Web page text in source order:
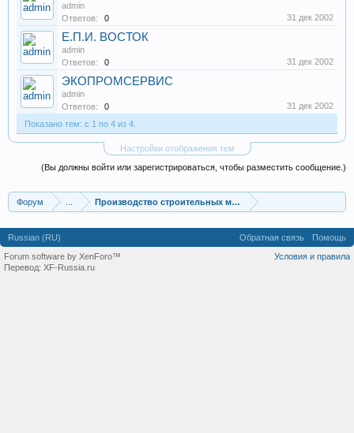
admin
Ответов:
0 31 дек 2002
Е.П.И. ВОСТОК
admin
Ответов:
0 31 дек 2002
ЭКОПРОМСЕРВИС
admin
Ответов:
0
31 дек 2002
Показано тем: с 1 по 4 из 4.
Настройки отображения тем
(Вы должны войти или зарегистрироваться, чтобы разместить сообщение.)
Форум Производство строительных материалов, оборудования
Russian (RU) Обратная связь
Помощь
Условия и правила
Forum software by XenForo™
Перевод: XF-Russia.ru